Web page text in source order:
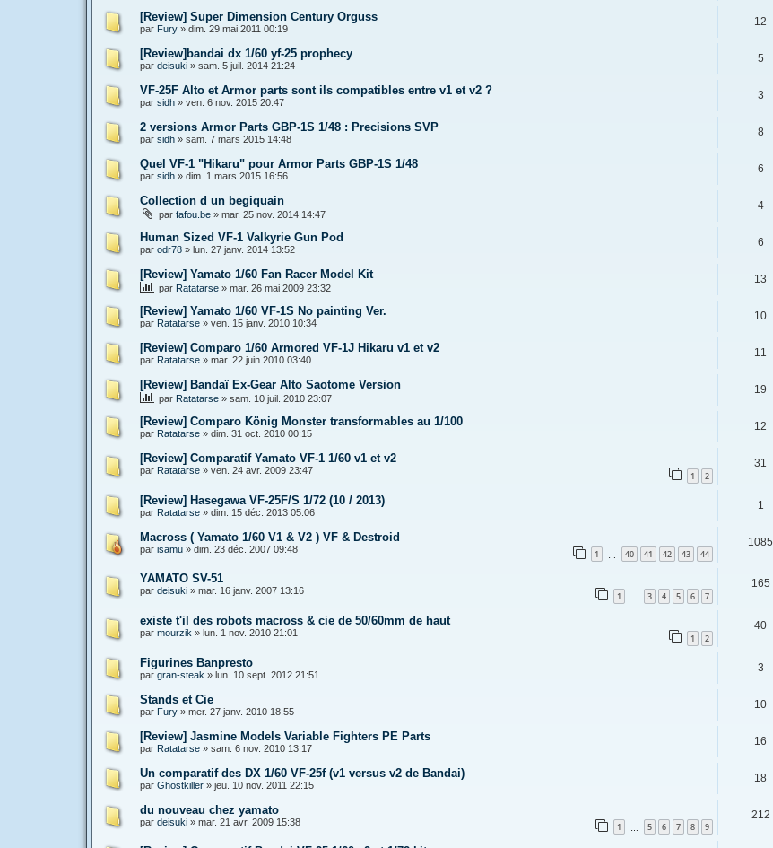
[Review] Super Dimension Century Orguss
par Fury » dim. 29 mai 2011 00:19
12
[Review]bandai dx 1/60 yf-25 prophecy
par deisuki » sam. 5 juil. 2014 21:24
5
VF-25F Alto et Armor parts sont ils compatibles entre v1 et v2 ?
par sidh » ven. 6 nov. 2015 20:47
3
2 versions Armor Parts GBP-1S 1/48 : Precisions SVP
par sidh » sam. 7 mars 2015 14:48
8
Quel VF-1 "Hikaru" pour Armor Parts GBP-1S 1/48
par sidh » dim. 1 mars 2015 16:56
6
Collection d un begiquain
par fafou.be » mar. 25 nov. 2014 14:47
4
Human Sized VF-1 Valkyrie Gun Pod
par odr78 » lun. 27 janv. 2014 13:52
6
[Review] Yamato 1/60 Fan Racer Model Kit
par Ratatarse » mar. 26 mai 2009 23:32
13
[Review] Yamato 1/60 VF-1S No painting Ver.
par Ratatarse » ven. 15 janv. 2010 10:34
10
[Review] Comparo 1/60 Armored VF-1J Hikaru v1 et v2
par Ratatarse » mar. 22 juin 2010 03:40
11
[Review] Bandaï Ex-Gear Alto Saotome Version
par Ratatarse » sam. 10 juil. 2010 23:07
19
[Review] Comparo König Monster transformables au 1/100
par Ratatarse » dim. 31 oct. 2010 00:15
12
[Review] Comparatif Yamato VF-1 1/60 v1 et v2
par Ratatarse » ven. 24 avr. 2009 23:47 1 2
31
[Review] Hasegawa VF-25F/S 1/72 (10 / 2013)
par Ratatarse » dim. 15 déc. 2013 05:06
1
Macross ( Yamato 1/60 V1 & V2 ) VF & Destroid
par isamu » dim. 23 déc. 2007 09:48 1 40 41 42 43 44
1085
YAMATO SV-51
par deisuki » mar. 16 janv. 2007 13:16 1 … 3 4 5 6 7
165
existe t'il des robots macross & cie de 50/60mm de haut
par mourzik » lun. 1 nov. 2010 21:01 1 2
40
Figurines Banpresto
par gran-steak » lun. 10 sept. 2012 21:51
3
Stands et Cie
par Fury » mer. 27 janv. 2010 18:55
10
[Review] Jasmine Models Variable Fighters PE Parts
par Ratatarse » sam. 6 nov. 2010 13:17
16
Un comparatif des DX 1/60 VF-25f (v1 versus v2 de Bandai)
par Ghostkiller » jeu. 10 nov. 2011 22:15
18
du nouveau chez yamato
par deisuki » mar. 21 avr. 2009 15:38 1 5 6 7 8 9
212